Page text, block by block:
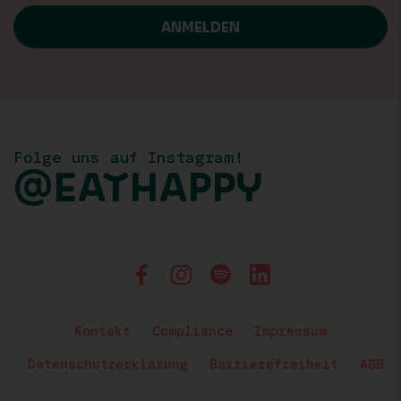
Folge uns auf Instagram!
@EATHAPPY
Kontakt Compliance Impressum
Datenschutzerklärung Barrierefreiheit AGB